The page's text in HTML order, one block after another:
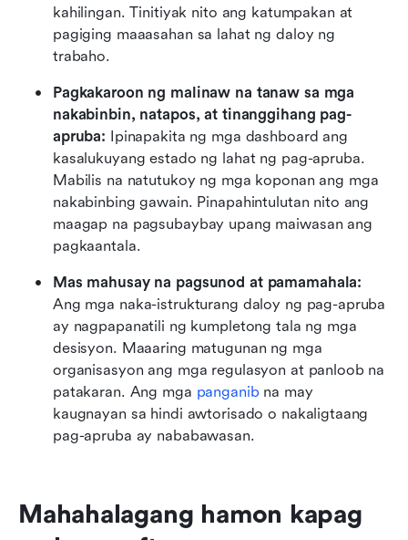
kahilingan. Tinitiyak nito ang katumpakan at
pagiging maaasahan sa lahat ng daloy ng
trabaho.
Pagkakaroon ng malinaw na tanaw sa mga
nakabinbin, natapos, at tinanggihang pag-
apruba: Ipinapakita ng mga dashboard ang
kasalukuyang estado ng lahat ng pag-apruba.
Mabilis na natutukoy ng mga koponan ang mga
nakabinbing gawain. Pinapahintulutan nito ang
maagap na pagsubaybay upang maiwasan ang
pagkaantala.
Ang mga naka-istrukturang daloy ng pag-apruba
ay nagpapanatili ng kumpletong tala ng mga
desisyon. Maaaring matugunan ng mga
organisasyon ang mga regulasyon at panloob na
patakaran. Ang mga panganib na may
kaugnayan sa hindi awtorisado o nakaligtaang
pag-apruba ay nababawasan.
Mahahalagang hamon kapag